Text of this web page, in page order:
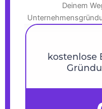
Deinem